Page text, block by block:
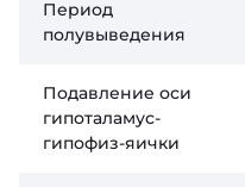
Период
полувыведения
Подавление оси
гипоталамус-
гипофиз-яички